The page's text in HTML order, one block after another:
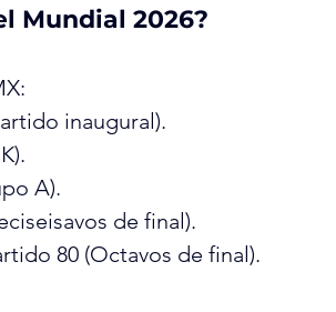
Mundial 2026?
inaugural).
A).
de final).
80 (Octavos de final).